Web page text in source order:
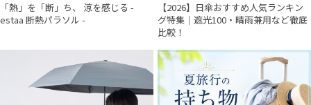
「熱」を「断」ち、 涼を感じる -
estaa 断熱パラソル -
【2026】日傘おすすめ人気ランキン
グ特集｜遮光100・晴雨兼用など徹底
比較！